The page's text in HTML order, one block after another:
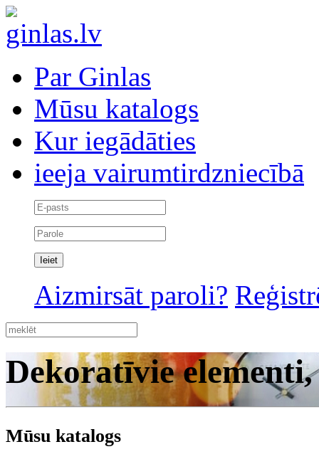
Par Ginlas
Mūsu katalogs
Kur iegādāties
ieeja vairumtirdzniecībā
Aizmirsāt paroli?
Dekoratīvie
Mūsu katalogs